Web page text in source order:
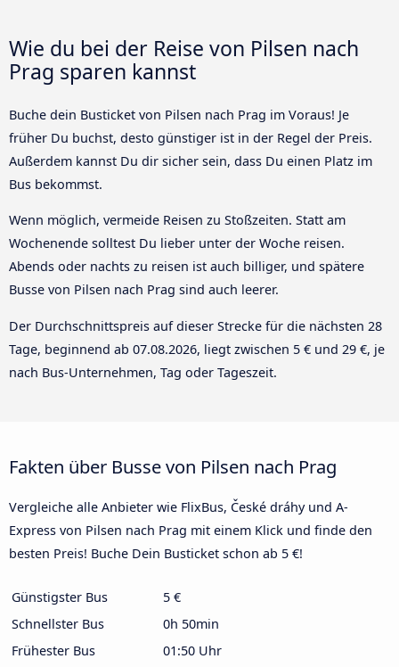
Wie du bei der Reise von Pilsen nach
Prag sparen kannst
Buche dein Busticket von Pilsen nach Prag im Voraus! Je
früher Du buchst, desto günstiger ist in der Regel der Preis.
Außerdem kannst Du dir sicher sein, dass Du einen Platz im
Bus bekommst.
Wenn möglich, vermeide Reisen zu Stoßzeiten. Statt am
Wochenende solltest Du lieber unter der Woche reisen.
Abends oder nachts zu reisen ist auch billiger, und spätere
Busse von Pilsen nach Prag sind auch leerer.
Der Durchschnittspreis auf dieser Strecke für die nächsten 28
Tage, beginnend ab 07.08.2026, liegt zwischen 5 € und 29 €, je
nach Bus-Unternehmen, Tag oder Tageszeit.
Fakten über Busse von Pilsen nach Prag
Vergleiche alle Anbieter wie FlixBus, České dráhy und A-
Express von Pilsen nach Prag mit einem Klick und finde den
besten Preis! Buche Dein Busticket schon ab 5 €!
Günstigster Bus
5 €
Schnellster Bus
0h 50min
Frühester Bus
01:50 Uhr